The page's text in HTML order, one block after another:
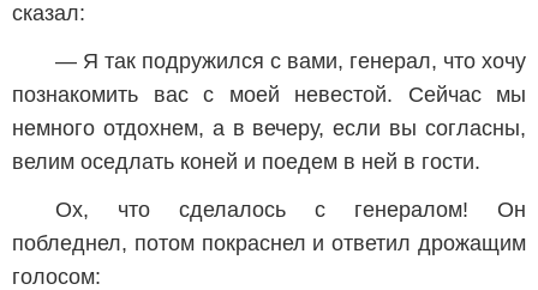
сказал:
— Я так подружился с вами, генерал, что хочу
познакомить вас с моей невестой. Сейчас мы
немного отдохнем, а в вечеру, если вы согласны,
велим оседлать коней и поедем в ней в гости.
Ох, что сделалось с генералом! Он
побледнел, потом покраснел и ответил дрожащим
голосом: